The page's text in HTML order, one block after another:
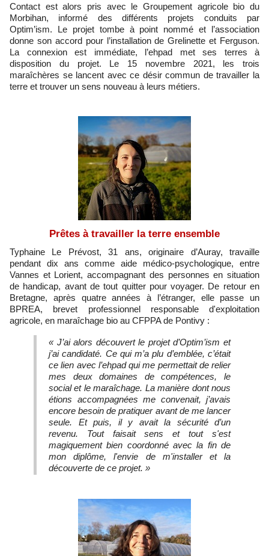
Contact est alors pris avec le Groupement agricole bio du
Morbihan, informé des différents projets conduits par
Optim’ism. Le projet tombe à point nommé et l’association
donne son accord pour l’installation de Grelinette et Ferguson.
La connexion est immédiate, l’ehpad met ses terres à
disposition du projet. Le 15 novembre 2021, les trois
maraîchères se lancent avec ce désir commun de travailler la
terre et trouver un sens nouveau à leurs métiers.
Prêtes à travailler la terre ensemble
Typhaine Le Prévost, 31 ans, originaire d’Auray, travaille
pendant dix ans comme aide médico-psychologique, entre
Vannes et Lorient, accompagnant des personnes en situation
de handicap, avant de tout quitter pour voyager. De retour en
Bretagne, après quatre années à l’étranger, elle passe un
BPREA, brevet professionnel responsable d'exploitation
agricole, en maraîchage bio au CFPPA de Pontivy :
« J’ai alors découvert le projet d’Optim’ism et
j’ai candidaté. Ce qui m’a plu d’emblée, c’était
ce lien avec l’ehpad qui me permettait de relier
mes deux domaines de compétences, le
social et le maraîchage. La manière dont nous
étions accompagnées me convenait, j’avais
encore besoin de pratiquer avant de me lancer
seule. Et puis, il y avait la sécurité d’un
revenu. Tout faisait sens et tout s'est
magiquement bien coordonné avec la fin de
mon diplôme, l'envie de m'installer et la
découverte de ce projet. »